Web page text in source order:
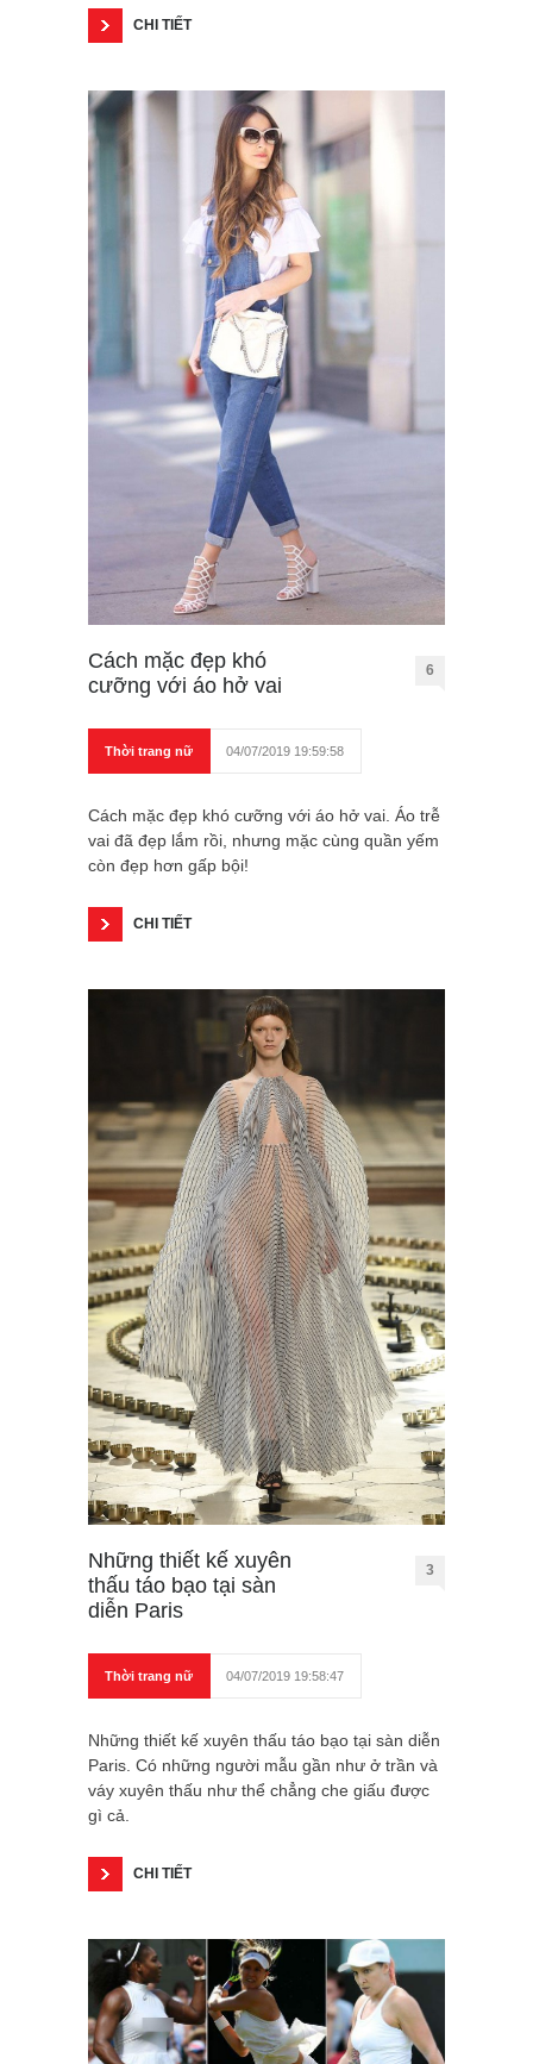
CHI TIẾT
Cách mặc đẹp khó
cưỡng với áo hở vai
6
Thời trang nữ 04/07/2019 19:59:58
Cách mặc đẹp khó cưỡng với áo hở vai. Áo trễ
vai đã đẹp lắm rồi, nhưng mặc cùng quần yếm
còn đẹp hơn gấp bội!
CHI TIẾT
Những thiết kế xuyên
thấu táo bạo tại sàn
diễn Paris
3
Thời trang nữ 04/07/2019 19:58:47
Những thiết kế xuyên thấu táo bạo tại sàn diễn
Paris. Có những người mẫu gần như ở trần và
váy xuyên thấu như thể chẳng che giấu được
gì cả.
CHI TIẾT